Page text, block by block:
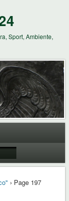
Sport, Ambiente,
› Page 197